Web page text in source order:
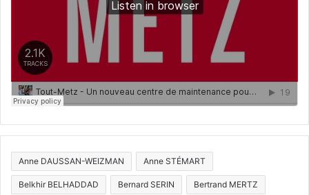
Anne DAUSSAN-WEIZMAN Anne STÉMART
Belkhir BELHADDAD Bernard SERIN Bertrand MERTZ